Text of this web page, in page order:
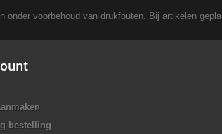
onder voorbehoud van drukfouten. Bij artikelen
bestelling